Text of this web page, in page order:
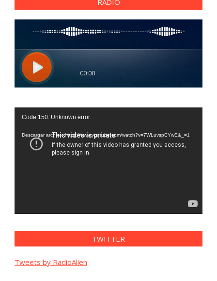
RADIO
Reproductor
vídeo
Code 150: Unknown error.
Descargar archivo: https://www.youtube.com/watch?v=7WLuvspCYwE&_=1
TWITTER
Tweets by RadioAllen